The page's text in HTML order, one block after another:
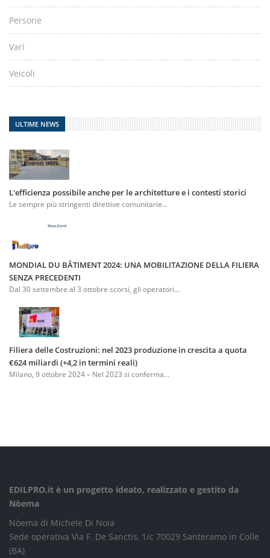
Persone
Vari
Veicoli
ULTIME NEWS
L'efficienza possibile anche per le architetture e i contesti storici
Le sempre più stringenti direttive comunitarie...
MONDIAL DU BÂTIMENT 2024: UNA MOBILITAZIONE DELLA FILIERA
SENZA PRECEDENTI
Dal 30 settembre al 3 ottobre scorsi, gli operatori...
Filiera delle Costruzioni: nel 2023 produzione in crescita a quota
€624 miliardi (+4,2 in termini reali)
Milano, 9 ottobre 2024 – Nel 2023 si conferma...
EDILPRO.it è un progetto ideato, realizzato e gestito da
Nòema
Nòema di Michele Di Noia
Sede operativa Via F. De Sanctis, 1/c 70029 Santeramo in Colle
(BA)